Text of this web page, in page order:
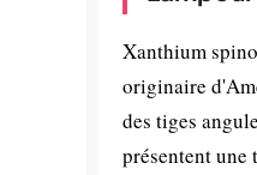
Xanthium
originaire
des tiges
présentent une